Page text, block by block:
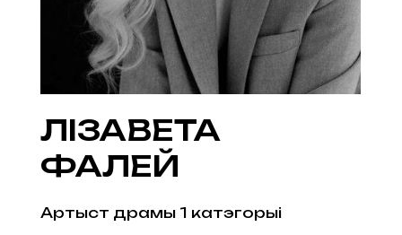
ЛІЗАВЕТА
ФАЛЕЙ
Артыст драмы 1 катэгорыі